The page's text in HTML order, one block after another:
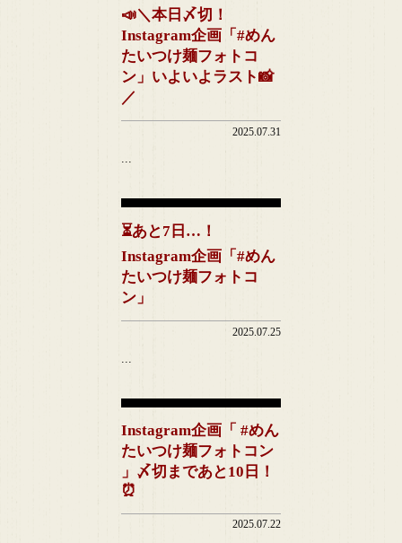
📣＼本日〆切！
Instagram企画「#めん
たいつけ麺フォトコ
ン」いよいよラスト📸
／
2025.07.31
...
⏳あと7日…！
Instagram企画「#めん
たいつけ麺フォトコ
ン」
2025.07.25
...
Instagram企画「 #めん
たいつけ麺フォトコン
」〆切まであと10日！
⏰
2025.07.22